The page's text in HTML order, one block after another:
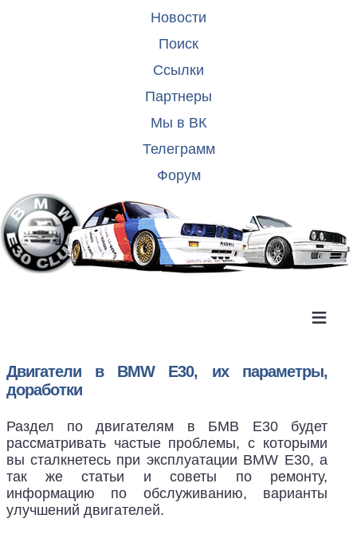
Новости
Поиск
Ссылки
Партнеры
Мы в ВК
Телеграмм
Форум
Двигатели в BMW E30, их параметры,
доработки
Раздел по двигателям в БМВ Е30 будет
рассматривать частые проблемы, с которыми
вы сталкнетесь при эксплуатации BMW E30, а
так же статьи и советы по ремонту,
информацию по обслуживанию, варианты
улучшений двигателей.